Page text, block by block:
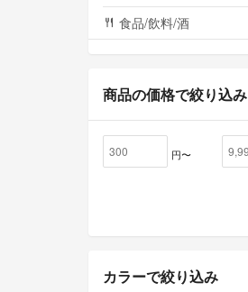
食品/飲料/酒
商品の価格で絞り込み
円〜
カラーで絞り込み